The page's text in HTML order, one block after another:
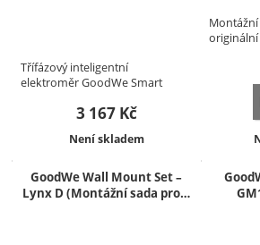
Třífázový inteligentní
elektroměr GoodWe Smart
3 167 Kč
Dostupnost:
Není skladem
Montážní
GoodWe Wall Mount Set –
Lynx D (Montážní sada pro…